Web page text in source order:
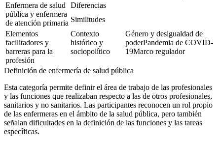
Enfermera de salud
pública y enfermera
de atención primaria
Diferencias
Similitudes
Elementos
facilitadores y
barreras para la
profesión
Contexto
histórico y
sociopolítico
Género y desigualdad de
poderPandemia de COVID-
19Marco regulador
Definición de enfermería de salud pública
Esta categoría permite definir el área de trabajo de las profesionales
y las funciones que realizaban respecto a las de otros profesionales,
sanitarios y no sanitarios. Las participantes reconocen un rol propio
de las enfermeras en el ámbito de la salud pública, pero también
señalan dificultades en la definición de las funciones y las tareas
específicas.